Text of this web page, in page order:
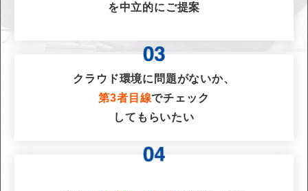
を中立的にご提案
クラウド環境に問題がないか、
第3者目線でチェック
してもらいたい